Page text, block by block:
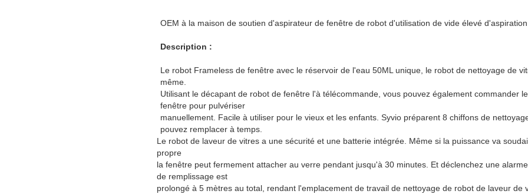
OEM à la maison de soutien d'aspirateur de fenêtre de robot d'utilisation de vide élevé d'aspiration
Description :
Le robot Frameless de fenêtre avec le réservoir de l'eau 50ML unique, le robot de nettoyage de
même.
Utilisant le décapant de robot de fenêtre l'à télécommande, vous pouvez également commander
fenêtre pour pulvériser
manuellement. Facile à utiliser pour le vieux et les enfants. Syvio préparent 8 chiffons de
pouvez remplacer à temps.
Le robot de laveur de vitres a une sécurité et une batterie intégrée. Même si la puissance va
propre
la fenêtre peut fermement attacher au verre pendant jusqu'à 30 minutes. Et déclenchez une
de remplissage est
prolongé à 5 mètres au total, rendant l'emplacement de travail de nettoyage de robot de laveur de